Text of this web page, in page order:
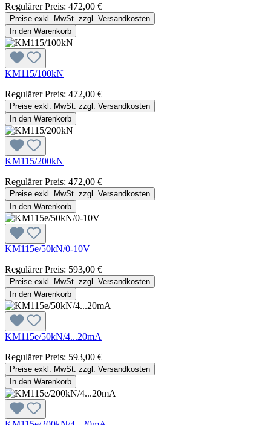
Regulärer Preis: 472,00 €
Preise exkl. MwSt. zzgl. Versandkosten
In den Warenkorb
KM115/100kN
Regulärer Preis: 472,00 €
Preise exkl. MwSt. zzgl. Versandkosten
In den Warenkorb
KM115/200kN
Regulärer Preis: 472,00 €
Preise exkl. MwSt. zzgl. Versandkosten
In den Warenkorb
KM115e/50kN/0-10V
Regulärer Preis: 593,00 €
Preise exkl. MwSt. zzgl. Versandkosten
In den Warenkorb
KM115e/50kN/4...20mA
Regulärer Preis: 593,00 €
Preise exkl. MwSt. zzgl. Versandkosten
In den Warenkorb